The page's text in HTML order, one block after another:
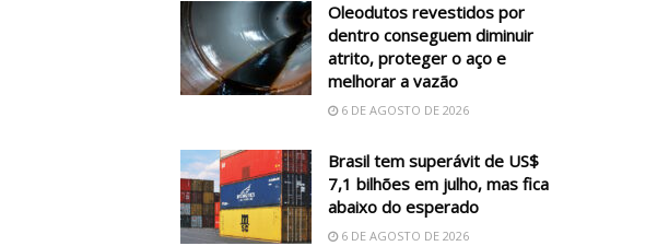
Oleodutos revestidos por
dentro conseguem diminuir
atrito, proteger o aço e
melhorar a vazão
6 DE AGOSTO DE 2026
Brasil tem superávit de US$
7,1 bilhões em julho, mas fica
abaixo do esperado
6 DE AGOSTO DE 2026